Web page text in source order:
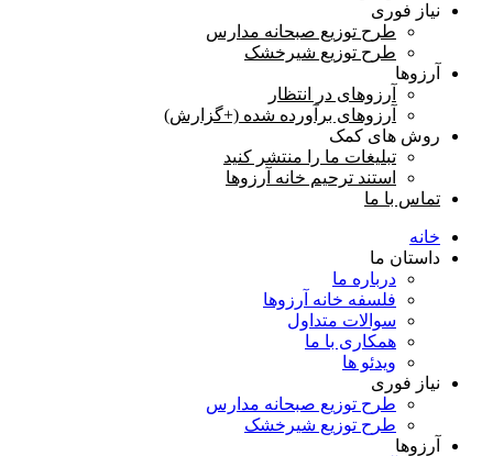
نیاز فوری
طرح توزیع صبحانه مدارس
طرح توزیع شیرخشک
آرزوها
آرزوهای در انتظار
آرزوهای برآورده شده (+گزارش)
روش های کمک
تبلیغات ما را منتشر کنید
استند ترحیم خانه آرزوها
تماس با ما
خانه
داستان ما
درباره ما
فلسفه خانه آرزوها
سوالات متداول
همكاری با ما
ویدئو ها
نیاز فوری
طرح توزیع صبحانه مدارس
طرح توزیع شیرخشک
آرزوها